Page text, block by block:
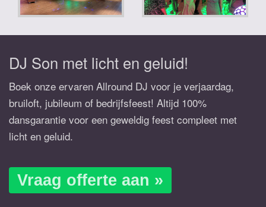
DJ Son met licht en geluid!
Boek onze ervaren Allround DJ voor je verjaardag,
bruiloft, jubileum of bedrijfsfeest! Altijd 100%
dansgarantie voor een geweldig feest compleet met
licht en geluid.
Vraag offerte aan »